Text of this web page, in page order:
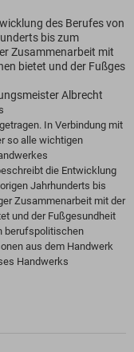
des Berufes von
bis zum
Zusammenarbeit mit
bietet und der Fußges
Albrecht
In Verbindung mit
so alle wichtigen
die Entwicklung
Jahrhunderts bis
Zusammenarbeit mit der
und der Fußgesundheit
berufspolitischen
aus dem Handwerk
Handwerks